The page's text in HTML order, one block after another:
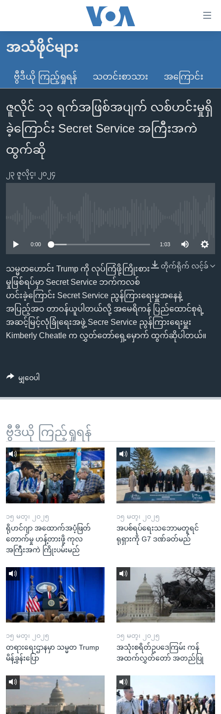
လွယ်ကူ
သည့်
များ
ပင်မ
အကြောင်းအရာ
ကျော်
ကြည့်
ကျော်
ကြည့်
ရှာဖွေ
ရန်
ကျော်
မူလစာမျက်နှာ
မြန်မာ
ကမ္ဘာ့သတင်းများ
နိုင်ငံတကာ
အမေရိကန်
တရုတ်
အစ္စရေး-ပါလက်စတိုင်း
ဗွီဒီယို
သတင်းလွတ်လပ်ခွင့်
ရပ်ဝန်းတခု လမ်းတခု အလွန်
အင်္ဂလိပ်စာလေ့လာမယ်
အမေရိကန်သုံးအီဒီယံ
အပတ်စဉ်ကဏ္ဍများ
ဗွီအိုအေ လူမှုကွန်ယက်များ
ဘာသာစကားများ
အသံဖိုင်များ
ဗွီဒီယို ကြည့်ရှုရန် သတင်းစာသား အကြောင်း
ဇူလိုင် ၁၃ ရက်အဖြစ်အပျက် လစ်ဟင်းမှုရှိ
ခဲ့ကြောင်း Secret Service အကြီးအကဲ
ထွက်ဆို
၂၃ ဇူလိုင္၊ ၂၀၂၄
0:00 1:03
တိုက်ရိုက် လင့်ခ်
သမ္မတဟောင်း Trump ကို လုပ်ကြံဖို့ကြိုးစား
မှုဖြစ်ရပ်မှာ Secret Service ဘက်ကလစ်
ဟင်းခဲ့ကြောင်း Secret Service ညွန်ကြားရေးမှူအနေနဲ့
အပြည့်အဝ တာဝန်ယူပါတယ်လို့ အမေရိကန် ပြည်ထောင်စုရဲ့
အဆင့်မြင့်လုံခြုံရေးအဖွဲ့ Secre Service ညွန်ကြားရေးမှူး
Kimberly Cheatle က လွှတ်တော်ရှေ့မှောက် ထွက်ဆိုပါတယ်။
မျှဝေပါ
ဗွီဒီယို ကြည့်ရှုရန်
၁၅ မတ္၊ ၂၀၂၅
ရိုဟင်ဂျာ အထောက်အပံ့ဖြတ်
တောက်မှု ဟန့်တားဖို့ ကုလ
အကြီးအကဲ ကြိုးပမ်းမည်
၁၅ မတ္၊ ၂၀၂၅
အပစ်ရပ်ရေးသဘောမတူရင်
ရုရှားကို G7 ဒဏ်ခတ်မည်
၁၅ မတ္၊ ၂၀၂၅
တရားရေးဌာနမှာ သမ္မတ Trump
မိန့်ခွန်းပြော
၁၅ မတ္၊ ၂၀၂၅
အသုံးစရိတ်ဥပဒေကြမ်း ကန်
အထက်လွှတ်တော် အတည်ပြု